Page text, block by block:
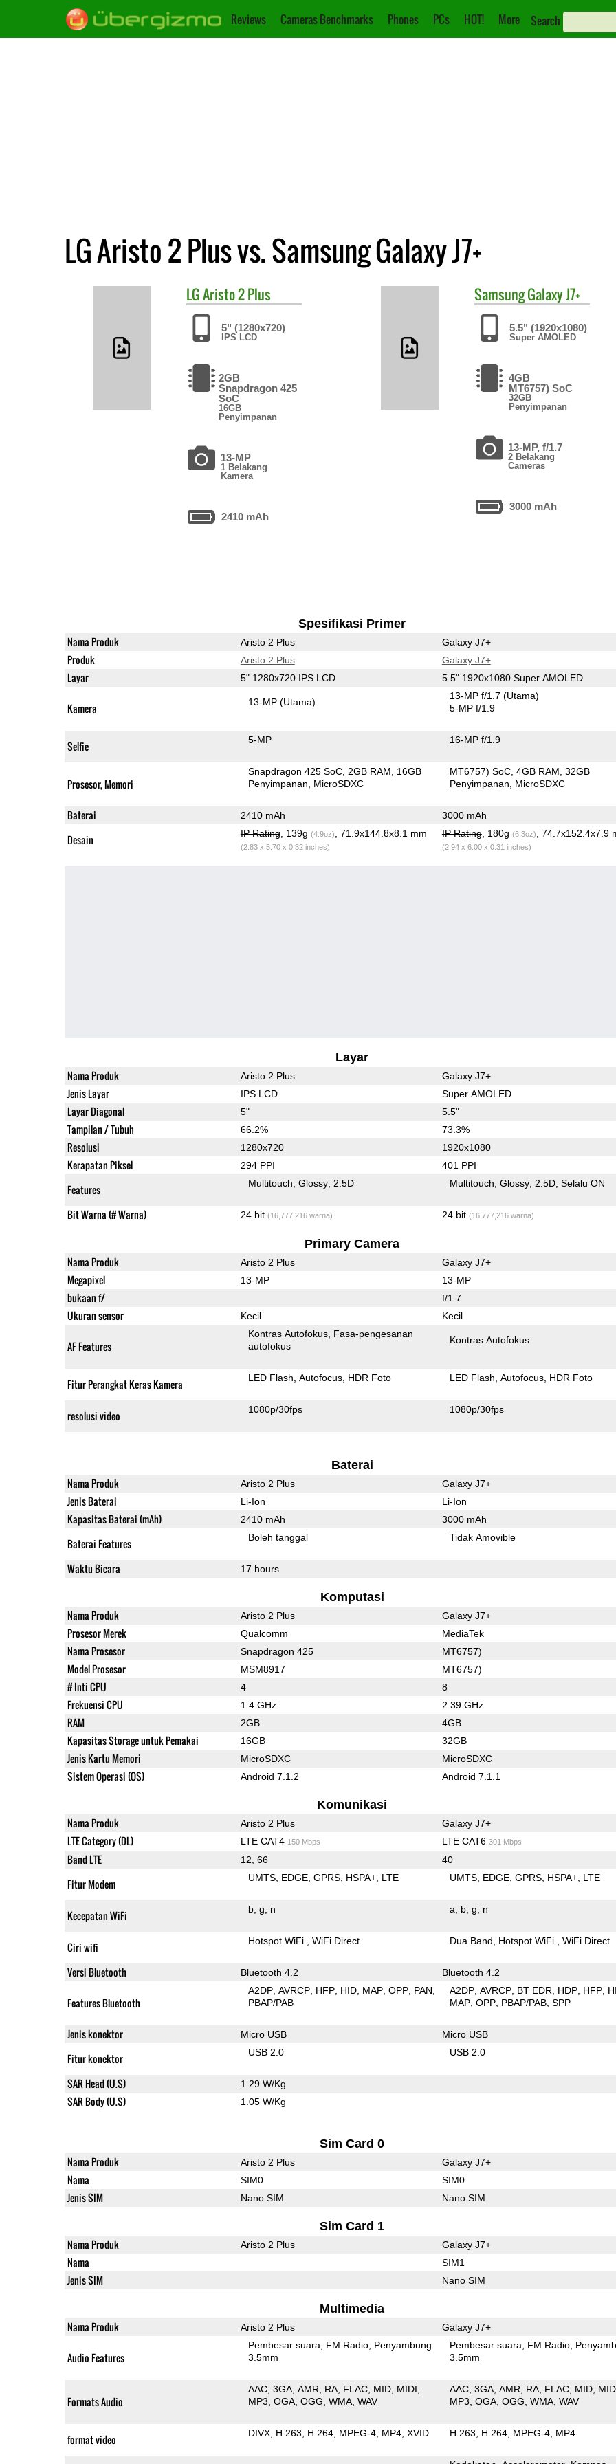
Reviews Cameras Benchmarks Phones PCs HOT! More Search
LG Aristo 2 Plus vs. Samsung Galaxy J7+
LGAristo 2 Plus
5" (1280x720)
IPS LCD
2GB
Snapdragon 425
SoC
16GB
Penyimpanan
13-MP
1 Belakang
Kamera
2410 mAh
SamsungGalaxy J7+
5.5" (1920x1080)
Super AMOLED
4GB
MT6757) SoC
32GB
Penyimpanan
13-MP, f/1.7
2 Belakang
Cameras
3000 mAh
Spesifikasi Primer
Nama Produk Aristo 2 Plus Galaxy J7+
Produk Aristo 2 Plus Galaxy J7+
Layar 5" 1280x720 IPS LCD 5.5" 1920x1080 Super AMOLED
Kamera 13-MP(Utama)
13-MP f/1.7(Utama)
5-MP f/1.9
Selfie 5-MP 16-MP f/1.9
Prosesor, Memori
Snapdragon 425 SoC 2GB RAM
16GB
Penyimpanan
MicroSDXC
MT6757) SoC 4GB RAM 32GB
Penyimpanan
MicroSDXC
Baterai 2410 mAh 3000 mAh
Desain IP Rating, 139g (4.9oz) , 71.9x144.8x8.1 mm
(2.83 x 5.70 x 0.32 inches)
IP Rating, 180g (6.3oz) , 74.7x152.4x7.9
(2.94 x 6.00 x 0.31 inches)
Layar
Nama Produk Aristo 2 Plus Galaxy J7+
Jenis Layar IPS LCD Super AMOLED
Layar Diagonal 5" 5.5"
Tampilan / Tubuh 66.2% 73.3%
Resolusi 1280x720 1920x1080
Kerapatan Piksel 294 PPI 401 PPI
Features Multitouch Glossy 2.5D Multitouch Glossy 2.5D Selalu ON
Bit Warna (# Warna) 24 bit (16,777,216 warna) 24 bit (16,777,216 warna)
Primary Camera
Nama Produk Aristo 2 Plus Galaxy J7+
Megapixel 13-MP 13-MP
bukaan f/ f/1.7
Ukuran sensor Kecil Kecil
AF Features
Kontras Autofokus Fasa-pengesanan
autofokus
Kontras Autofokus
Fitur Perangkat Keras Kamera LED Flash Autofocus HDR Foto LED Flash Autofocus HDR Foto
resolusi video 1080p/30fps 1080p/30fps
Baterai
Nama Produk Aristo 2 Plus Galaxy J7+
Jenis Baterai Li-Ion Li-Ion
Kapasitas Baterai (mAh) 2410 mAh 3000 mAh
Baterai Features Boleh tanggal Tidak Amovible
Waktu Bicara 17 hours
Komputasi
Nama Produk Aristo 2 Plus Galaxy J7+
Prosesor Merek Qualcomm MediaTek
Nama Prosesor Snapdragon 425 MT6757)
Model Prosesor MSM8917 MT6757)
# Inti CPU 4 8
Frekuensi CPU 1.4 GHz 2.39 GHz
RAM 2GB 4GB
Kapasitas Storage untuk Pemakai 16GB 32GB
Jenis Kartu Memori MicroSDXC MicroSDXC
Sistem Operasi (OS) Android 7.1.2 Android 7.1.1
Komunikasi
Nama Produk Aristo 2 Plus Galaxy J7+
LTE Category (DL) LTE CAT4 150 Mbps LTE CAT6 301 Mbps
Band LTE 12, 66 40
Fitur Modem UMTS EDGE GPRS HSPA+ LTE UMTS EDGE GPRS HSPA+ LTE
Kecepatan WiFi b g n a b g n
Ciri wifi Hotspot WiFi WiFi Direct Dua Band Hotspot WiFi WiFi Direct
Versi Bluetooth Bluetooth 4.2 Bluetooth 4.2
Features Bluetooth
A2DP AVRCP HFP HID MAP OPP PAN
PBAP/PAB
A2DP AVRCP BT EDR HDP HFP
MAP OPP PBAP/PAB SPP
Jenis konektor Micro USB Micro USB
Fitur konektor USB 2.0 USB 2.0
SAR Head (U.S) 1.29 W/Kg
SAR Body (U.S) 1.05 W/Kg
Sim Card 0
Nama Produk Aristo 2 Plus Galaxy J7+
Nama SIM0 SIM0
Jenis SIM Nano SIM Nano SIM
Sim Card 1
Nama Produk Aristo 2 Plus Galaxy J7+
Nama SIM1
Jenis SIM Nano SIM
Multimedia
Nama Produk Aristo 2 Plus Galaxy J7+
Audio Features
Pembesar suara FM Radio Penyambung
3.5mm
Pembesar suara FM Radio
3.5mm
Formats Audio
AAC 3GA AMR RA FLAC MID MIDI
MP3 OGA OGG WMA WAV
AAC 3GA AMR RA FLAC MID
MP3 OGA OGG WMA WAV
format video DIVX H.263 H.264 MPEG-4 MP4 XVID H.263 H.264 MPEG-4 MP4